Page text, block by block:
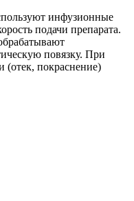
инфузионные
подачи препарата.
повязку. При
(отек, покраснение)